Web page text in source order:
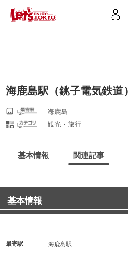
海鹿島駅（銚子電気鉄道）
海鹿島
観光・旅行
基本情報 関連記事
基本情報
最寄駅 海鹿島駅